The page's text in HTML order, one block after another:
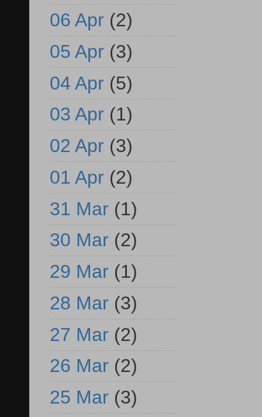
06 Apr (2)
05 Apr (3)
04 Apr (5)
03 Apr (1)
02 Apr (3)
01 Apr (2)
31 Mar (1)
30 Mar (2)
29 Mar (1)
28 Mar (3)
27 Mar (2)
26 Mar (2)
25 Mar (3)